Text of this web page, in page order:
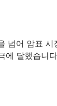
넘어 암표
에 달했습니